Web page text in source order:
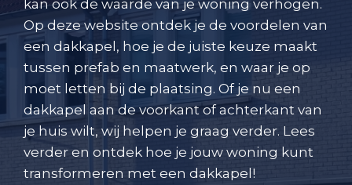
kan ook de waarde van je woning verhogen.
Op deze website ontdek je de voordelen van
een dakkapel, hoe je de juiste keuze maakt
tussen prefab en maatwerk, en waar je op
moet letten bij de plaatsing. Of je nu een
dakkapel aan de voorkant of achterkant van
je huis wilt, wij helpen je graag verder. Lees
verder en ontdek hoe je jouw woning kunt
transformeren met een dakkapel!